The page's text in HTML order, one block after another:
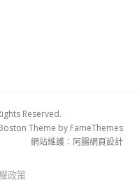
Reserved.
Theme by FameThemes
網站維護： 阿腸網頁設計
政策